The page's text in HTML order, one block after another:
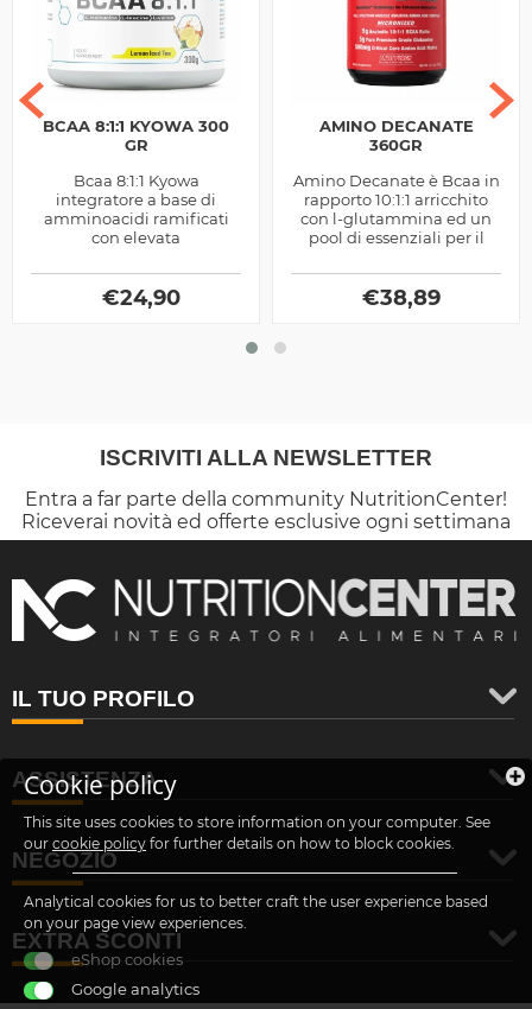
BCAA 8:1:1 KYOWA 300
GR
Bcaa 8:1:1 Kyowa
integratore a base di
amminoacidi ramificati
con elevata
ideali per migliorare il
nutrimento muscolare,
prodotto...
€24,90
AMINO DECANATE
360GR
Amino Decanate è Bcaa in
rapporto 10:1:1 arricchito
con l-glutammina ed un
pool di essenziali per il
proteica, ottimo pre e
post...
€38,89
ISCRIVITI ALLA NEWSLETTER
Entra a far parte della community NutritionCenter!
Riceverai novità ed offerte esclusive ogni settimana
IL TUO PROFILO
ASSISTENZA
NEGOZIO
EXTRA SCONTI
Cookie policy
This site uses cookies to store information on your computer. See
our cookie policy for further details on how to block cookies.
Analytical cookies for us to better craft the user experience based
on your page view experiences.
eShop cookies
Google analytics